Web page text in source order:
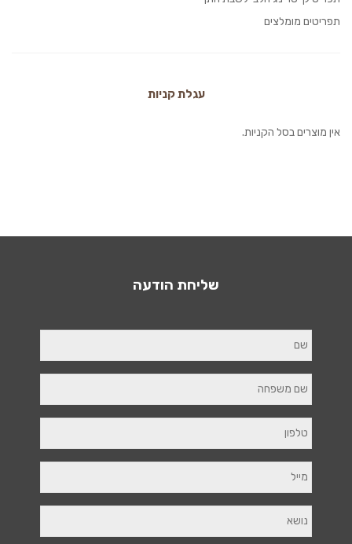
תפריטים מומלצים
עגלת קניות
אין מוצרים בסל הקניות.
שליחת הודעה